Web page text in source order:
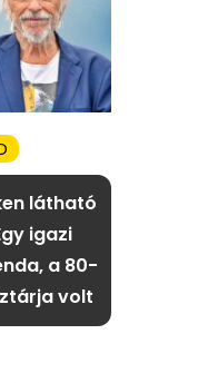
látható
igazi
a 80-
volt